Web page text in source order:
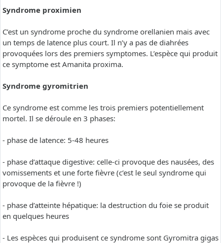
Syndrome proximien
C’est un syndrome proche du syndrome orellanien mais avec
un temps de latence plus court. Il n’y a pas de diahrées
provoquées lors des premiers symptomes. L’espèce qui produit
ce symptome est Amanita proxima.
Syndrome gyromitrien
Ce syndrome est comme les trois premiers potentiellement
mortel. Il se déroule en 3 phases:
- phase de latence: 5-48 heures
- phase d’attaque digestive: celle-ci provoque des nausées, des
vomissements et une forte fièvre (c’est le seul syndrome qui
provoque de la fièvre !)
- phase d’atteinte hépatique: la destruction du foie se produit
en quelques heures
- Les espèces qui produisent ce syndrome sont Gyromitra gigas